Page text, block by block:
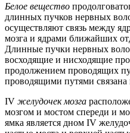
Белое вещество
длинных пучков нервных
осуществляют связь между
мозга и ядрами ближайших
Длинные пучки нервных
восходящие и нисходящие
продолжением проводящих
проводящими путями
IV желудочек мозга
мозгом и мостом спереди и
ямка является дном IV